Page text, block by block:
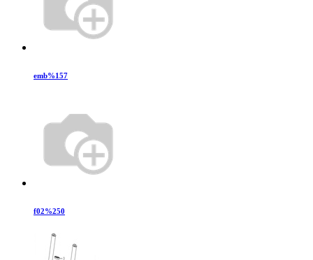
emb%157
f02%250